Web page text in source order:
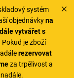
systém
objednávkyna
vytvářet s
Pokud je zboží
rezervovat
za trpělivost a